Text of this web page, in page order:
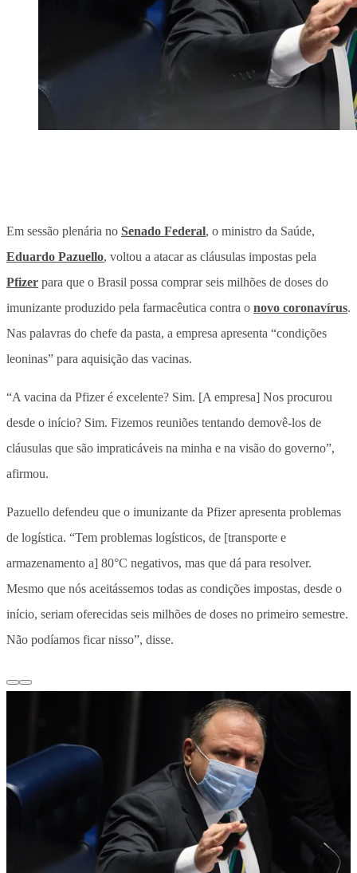
Em sessão plenária no Senado Federal, o ministro da Saúde,
Eduardo Pazuello, voltou a atacar as cláusulas impostas pela
Pfizer para que o Brasil possa comprar seis milhões de doses do
imunizante produzido pela farmacêutica contra o novo coronavírus.
Nas palavras do chefe da pasta, a empresa apresenta “condições
leoninas” para aquisição das vacinas.
“A vacina da Pfizer é excelente? Sim. [A empresa] Nos procurou
desde o início? Sim. Fizemos reuniões tentando demovê-los de
cláusulas que são impraticáveis na minha e na visão do governo”,
afirmou.
Pazuello defendeu que o imunizante da Pfizer apresenta problemas
de logística. “Tem problemas logísticos, de [transporte e
armazenamento a] 80°C negativos, mas que dá para resolver.
Mesmo que nós aceitássemos todas as condições impostas, desde o
início, seriam oferecidas seis milhões de doses no primeiro semestre.
Não podíamos ficar nisso”, disse.